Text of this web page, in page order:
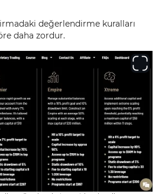
değerlendirme kuralları
daha zordur.